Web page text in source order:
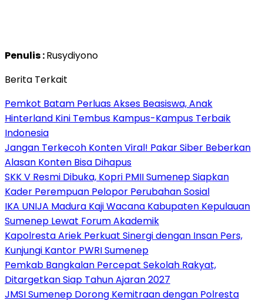
Penulis :Rusydiyono
Berita Terkait
Pemkot Batam Perluas Akses Beasiswa, Anak
Hinterland Kini Tembus Kampus-Kampus Terbaik
Indonesia
Jangan Terkecoh Konten Viral! Pakar Siber Beberkan
Alasan Konten Bisa Dihapus
SKK V Resmi Dibuka, Kopri PMII Sumenep Siapkan
Kader Perempuan Pelopor Perubahan Sosial
IKA UNIJA Madura Kaji Wacana Kabupaten Kepulauan
Sumenep Lewat Forum Akademik
Kapolresta Ariek Perkuat Sinergi dengan Insan Pers,
Kunjungi Kantor PWRI Sumenep
Pemkab Bangkalan Percepat Sekolah Rakyat,
Ditargetkan Siap Tahun Ajaran 2027
JMSI Sumenep Dorong Kemitraan dengan Polresta